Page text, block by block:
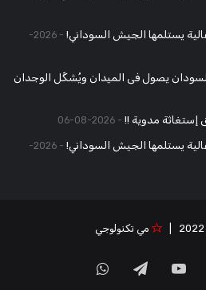
يستلمها الجيش السوداني!
2026-
يصول فى الميدان ويُشكِّل الوجدان
إستغاثة مدوية !! 2026-08-06
يستلمها الجيش السوداني!
2026-
مي تكنولوجي
‫YouTubeتيلقرامواتساب